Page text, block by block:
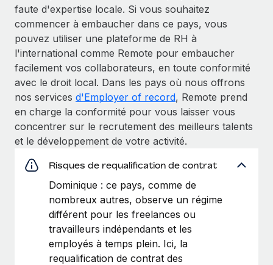
faute d'expertise locale. Si vous souhaitez
commencer à embaucher dans ce pays, vous
pouvez utiliser une plateforme de RH à
l'international comme Remote pour embaucher
facilement vos collaborateurs, en toute conformité
avec le droit local. Dans les pays où nous offrons
nos services d'Employer of record, Remote prend
en charge la conformité pour vous laisser vous
concentrer sur le recrutement des meilleurs talents
et le développement de votre activité.
Risques de requalification de contrat
Dominique : ce pays, comme de
nombreux autres, observe un régime
différent pour les freelances ou
travailleurs indépendants et les
employés à temps plein. Ici, la
requalification de contrat des